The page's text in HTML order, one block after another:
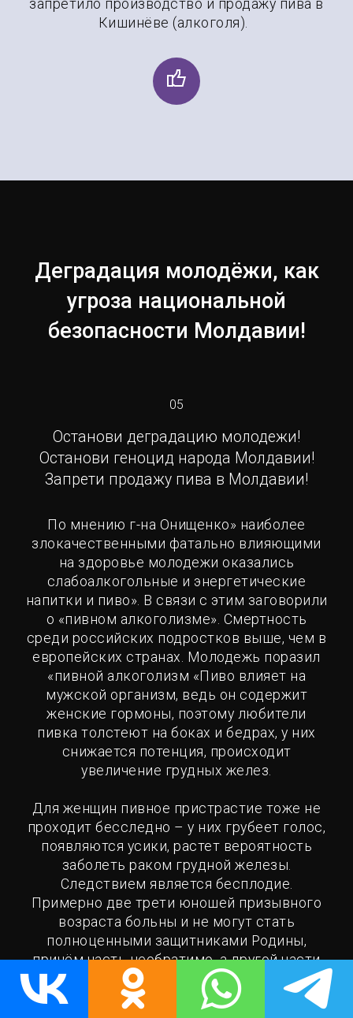
запретило производство и продажу пива в
Кишинёве (алкоголя).
Деградация молодёжи, как
угроза национальной
безопасности Молдавии!
05
Останови деградацию молодежи!
Останови геноцид народа Молдавии!
Запрети продажу пива в Молдавии!
По мнению г-на Онищенко» наиболее
злокачественными фатально влияющими
на здоровье молодежи оказались
слабоалкогольные и энергетические
напитки и пиво». В связи с этим заговорили
о «пивном алкоголизме». Смертность
среди российских подростков выше, чем в
европейских странах. Молодежь поразил
«пивной алкоголизм «Пиво влияет на
мужской организм, ведь он содержит
женские гормоны, поэтому любители
пивка толстеют на боках и бедрах, у них
снижается потенция, происходит
увеличение грудных желез.
Для женщин пивное пристрастие тоже не
проходит бесследно – у них грубеет голос,
появляются усики, растет вероятность
заболеть раком грудной железы.
Следствием является бесплодие.
Примерно две трети юношей призывного
возраста больны и не могут стать
полноценными защитниками Родины,
причём часть необратимо, а другой части
необходима реабилитация, отрезвление,
оздоровление, набор массы тела. Эта